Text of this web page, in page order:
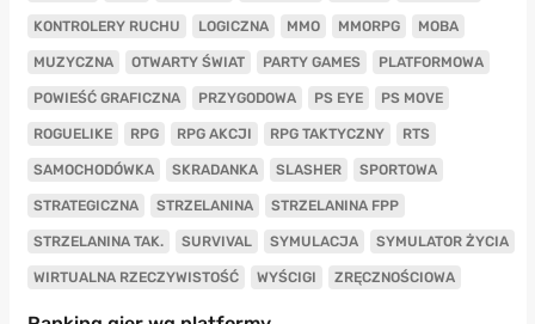
KONTROLERY RUCHU LOGICZNA MMO MMORPG MOBA
MUZYCZNA OTWARTY ŚWIAT PARTY GAMES PLATFORMOWA
POWIEŚĆ GRAFICZNA PRZYGODOWA PS EYE PS MOVE
ROGUELIKE RPG RPG AKCJI RPG TAKTYCZNY RTS
SAMOCHODÓWKA SKRADANKA SLASHER SPORTOWA
STRATEGICZNA STRZELANINA STRZELANINA FPP
STRZELANINA TAK. SURVIVAL SYMULACJA SYMULATOR ŻYCIA
WIRTUALNA RZECZYWISTOŚĆ WYŚCIGI ZRĘCZNOŚCIOWA